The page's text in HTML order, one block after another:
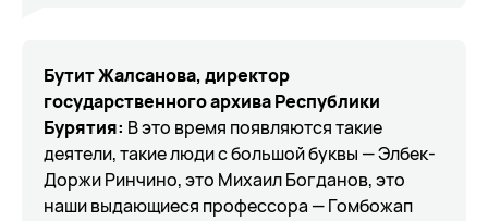
Бутит Жалсанова, директор
государственного архива Республики
Бурятия: В это время появляются такие
деятели, такие люди с большой буквы — Элбек-
Доржи Ринчино, это Михаил Богданов, это
наши выдающиеся профессора — Гомбожап